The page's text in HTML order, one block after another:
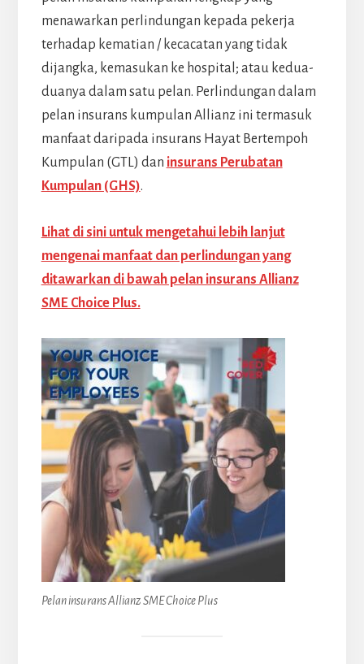
menawarkan perlindungan kepada pekerja
terhadap kematian / kecacatan yang tidak
dijangka, kemasukan ke hospital; atau kedua-
duanya dalam satu pelan. Perlindungan dalam
pelan insurans kumpulan Allianz ini termasuk
manfaat daripada insurans Hayat Bertempoh
Kumpulan (GTL) dan insurans Perubatan
Kumpulan (GHS).
Lihat di sini untuk mengetahui lebih lanjut
mengenai manfaat dan perlindungan yang
ditawarkan di bawah pelan insurans Allianz
SME Choice Plus.
Pelan insurans Allianz SME Choice Plus